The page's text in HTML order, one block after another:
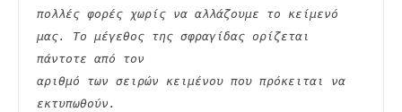
πολλές φορές χωρίς να αλλάζουμε το κείμενό
μας. Το μέγεθος της σφραγίδας ορίζεται
πάντοτε από τον
αριθμό των σειρών κειμένου που πρόκειται να
εκτυπωθούν.